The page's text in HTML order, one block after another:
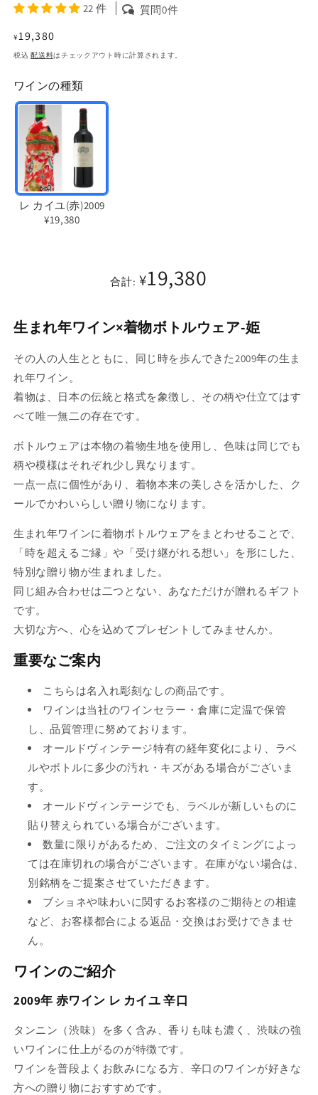
デ
ア
を
く
22 件 質問0件
通
常
格
¥19,380
税込配送料はチェックアウト時に計算されます。
ワインの種類
レ カイユ(赤)2009
¥19,380
ョ
ン
は
売
り
れ
て
い
る
か
販
売
で
ん
合計: ¥19,380
生まれ年ワイン×着物ボトルウェア-姫
その人の人生とともに、同じ時を歩んできた2009年の生ま
れ年ワイン。
着物は、日本の伝統と格式を象徴し、その柄や仕立てはす
べて唯一無二の存在です。
ボトルウェアは本物の着物生地を使用し、色味は同じでも
柄や模様はそれぞれ少し異なります。
一点一点に個性があり、着物本来の美しさを活かした、ク
ールでかわいらしい贈り物になります。
生まれ年ワインに着物ボトルウェアをまとわせることで、
「時を超えるご縁」や「受け継がれる想い」を形にした、
特別な贈り物が生まれました。
同じ組み合わせは二つとない、あなただけが贈れるギフト
です。
大切な方へ、心を込めてプレゼントしてみませんか。
重要なご案内
こちらは名入れ彫刻なしの商品です。
ワインは当社のワインセラー・倉庫に定温で保管
し、品質管理に努めております。
オールドヴィンテージ特有の経年変化により、ラベ
ルやボトルに多少の汚れ・キズがある場合がございま
す。
オールドヴィンテージでも、ラベルが新しいものに
貼り替えられている場合がございます。
数量に限りがあるため、ご注文のタイミングによっ
ては在庫切れの場合がございます。在庫がない場合は、
別銘柄をご提案させていただきます。
ブショネや味わいに関するお客様のご期待との相違
など、お客様都合による返品・交換はお受けできませ
ん。
ワインのご紹介
2009年 赤ワイン レ カイユ 辛口
タンニン（渋味）を多く含み、香りも味も濃く、渋味の強
いワインに仕上がるのが特徴です。
ワインを普段よくお飲みになる方、辛口のワインが好きな
方への贈り物におすすめです。